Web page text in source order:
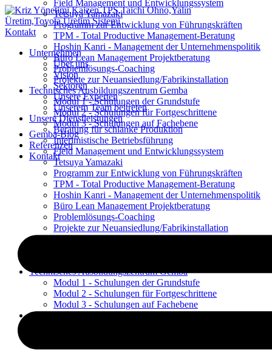
Kontakt
Unternehmen
Über uns
Vision
Sektoren
Unsere Experten
Unserem Team beitreten
Unsere Dienstleistungen
Beratung für schlanke Produktion
Interimistische Betriebsführung
Field Management und Entwicklungssystem
Tetsuya Yamazaki
Programm zur Entwicklung von Führungskräften
TPM - Total Productive Management-Beratung
Hoshin Kanri - Management der Unternehmenspolitik
Büro Lean Management Projektberatung
Problemlösungs-Coaching
Projekte zur Neuansiedlung/Fabrikinstallation
Schlankes Projektmanagement
Technisches Ausbildungszentrum Gemba
Modul 1 - Schulungen der Grundstufe
Modul 2 - Schulungen für Fortgeschrittene
Modul 3 - Schulungen auf Fachebene
Gemba-Blog
Field Management und Entwicklungssystem
Tetsuya Yamazaki
Programm zur Entwicklung von Führungskräften
TPM - Total Productive Management-Beratung
Hoshin Kanri - Management der Unternehmenspolitik
Büro Lean Management Projektberatung
Problemlösungs-Coaching
Projekte zur Neuansiedlung/Fabrikinstallation
Technisches Ausbildungszentrum Gemba
Modul 1 - Schulungen der Grundstufe
Modul 2 - Schulungen für Fortgeschrittene
Modul 3 - Schulungen auf Fachebene
Gemba-Blog
Referenzen
Kontakt